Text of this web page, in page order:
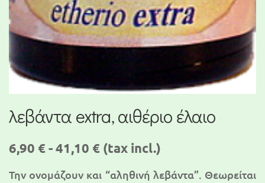
λεβάντα extra, αιθέριο έλαιο
6,90 € - 41,10 € (tax incl.)
Την ονομάζουν και “αληθινή λεβάντα”. Θεωρείται